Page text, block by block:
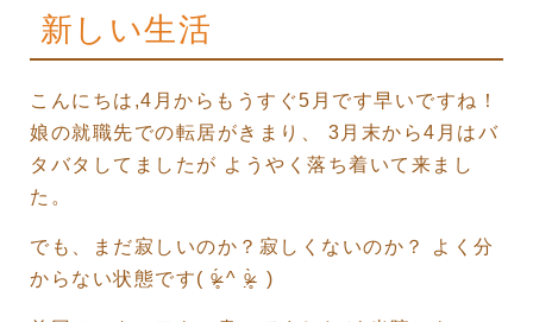
日:新しい生活
こんにちは,4月からもうすぐ5月です早いですね！
娘の就職先での転居がきまり、 3月末から4月はバ
タバタしてましたが ようやく落ち着いて来まし
た。
でも、まだ寂しいのか？寂しくないのか？ よく分
からない状態です( ᵒ̴̶̷̥́ ^ ᵒ̴̶̷̣̥̀ )